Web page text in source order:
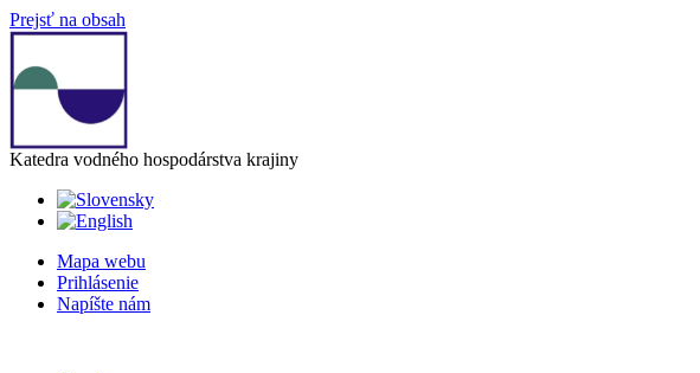
Prejsť na obsah
Katedra vodného hospodárstva krajiny
Mapa webu
Prihlásenie
Napíšte nám